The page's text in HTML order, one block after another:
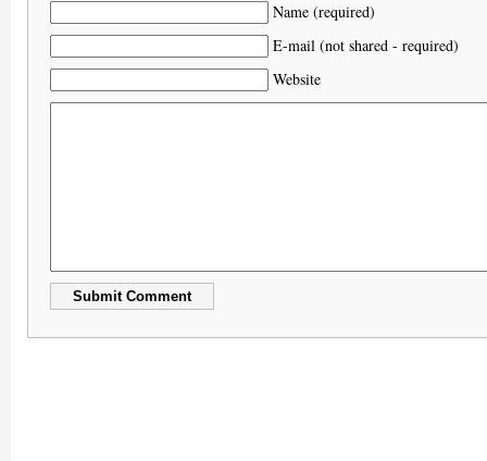
Name (required)
E-mail (not shared - required)
Website